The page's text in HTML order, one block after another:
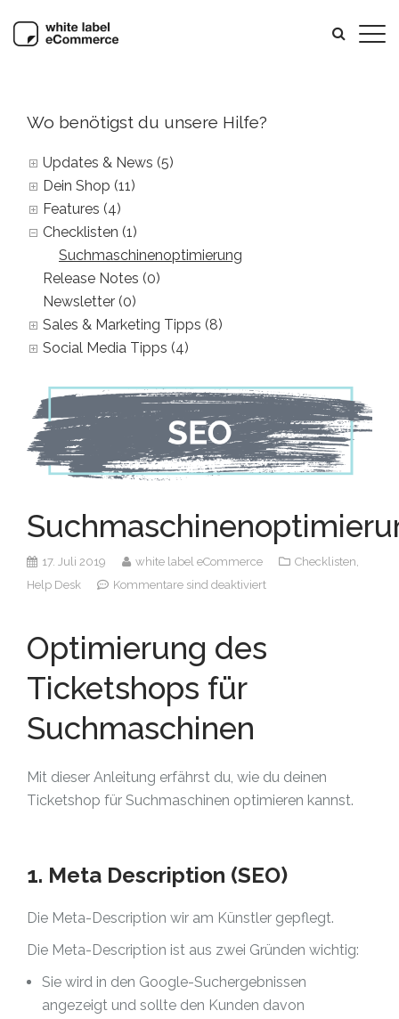
Wo benötigst du unsere Hilfe?
Updates & News (5)
Dein Shop (11)
Features (4)
Checklisten (1)
Suchmaschinenoptimierung
Release Notes (0)
Newsletter (0)
Sales & Marketing Tipps (8)
Social Media Tipps (4)
17. Juli 2019 white label eCommerce
Checklisten,
Help Desk
Kommentare sind deaktiviert
Optimierung des
Ticketshops für
Suchmaschinen
Mit dieser Anleitung erfährst du, wie du deinen
Ticketshop für Suchmaschinen optimieren kannst.
1. Meta Description (SEO)
Die Meta-Description wir am Künstler gepflegt.
Die Meta-Description ist aus zwei Gründen wichtig:
Sie wird in den Google-Suchergebnissen
angezeigt und sollte den Kunden davon